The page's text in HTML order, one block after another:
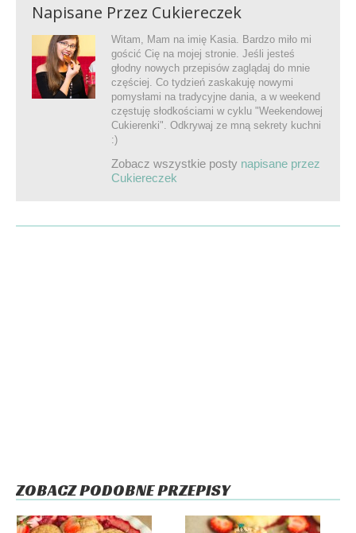
Napisane Przez Cukiereczek
Witam, Mam na imię Kasia. Bardzo miło mi
gościć Cię na mojej stronie. Jeśli jesteś
głodny nowych przepisów zaglądaj do mnie
częściej. Co tydzień zaskakuję nowymi
pomysłami na tradycyjne dania, a w weekend
częstuję słodkościami w cyklu "Weekendowej
Cukierenki". Odkrywaj ze mną sekrety kuchni
:)
Zobacz wszystkie posty napisane przez
Cukiereczek
ZOBACZ PODOBNE PRZEPISY